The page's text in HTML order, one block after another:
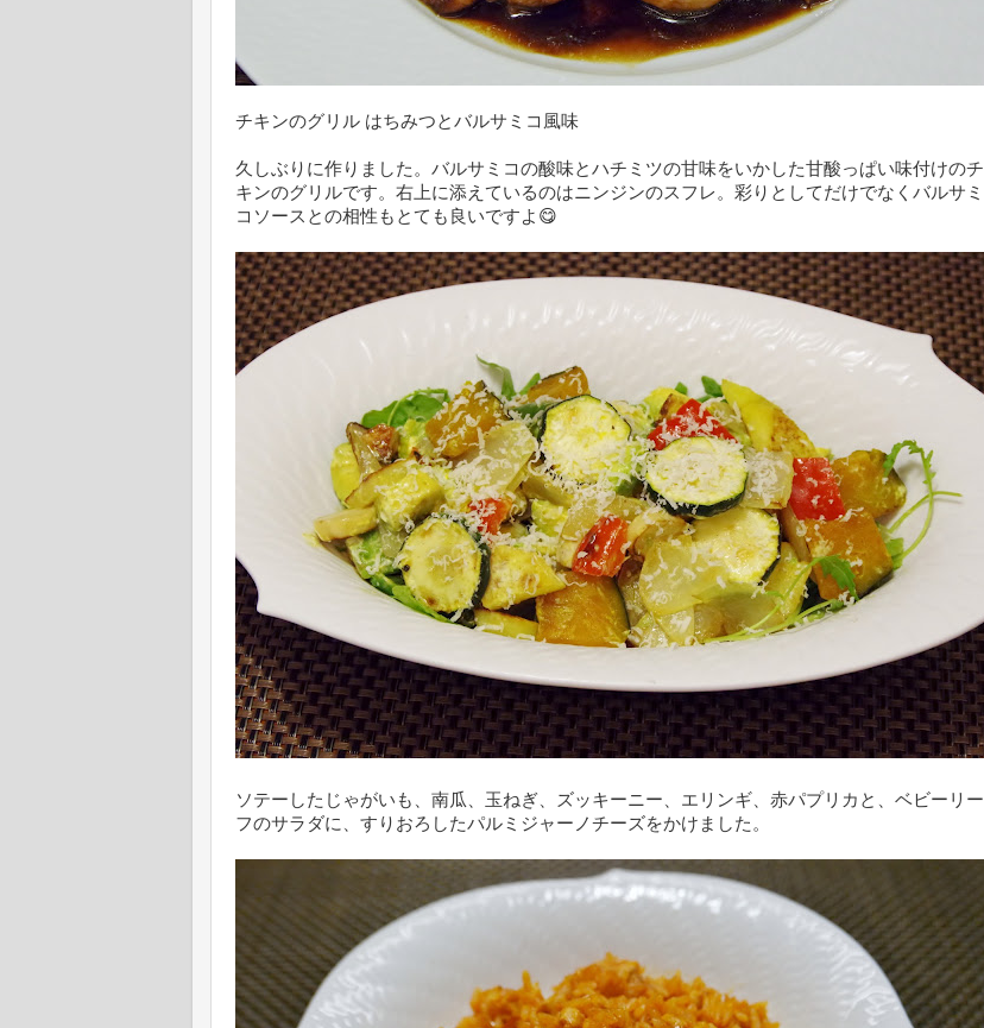
チキンのグリル はちみつとバルサミコ風味
久しぶりに作りました。バルサミコの酸味とハチミツの甘味をいかした甘酸っぱい味付けのチ
キンのグリルです。右上に添えているのはニンジンのスフレ。彩りとしてだけでなくバルサミ
コソースとの相性もとても良いですよ😋
ソテーしたじゃがいも、南瓜、玉ねぎ、ズッキーニー、エリンギ、赤パプリカと、ベビーリー
フのサラダに、すりおろしたパルミジャーノチーズをかけました。